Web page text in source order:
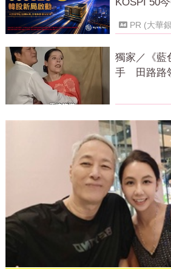
PR (大華
獨家／《藍
手 田路路